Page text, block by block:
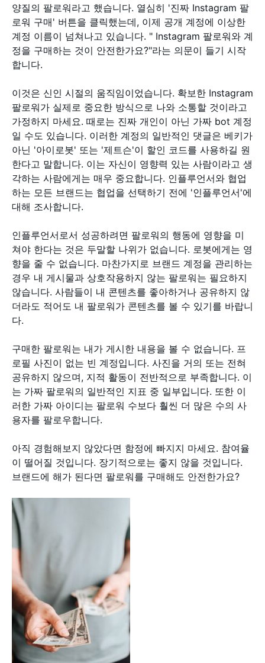
양질의 팔로워라고 했습니다. 열심히 '진짜 Instagram 팔
로워 구매' 버튼을 클릭했는데, 이제 공개 계정에 이상한
계정 이름이 넘쳐나고 있습니다. " Instagram 팔로워와 계
정을 구매하는 것이 안전한가요?"라는 의문이 들기 시작
합니다.
이것은 신인 시절의 움직임이었습니다. 확보한 Instagram
팔로워가 실제로 중요한 방식으로 나와 소통할 것이라고
가정하지 마세요. 때로는 진짜 개인이 아닌 가짜 bot 계정
일 수도 있습니다. 이러한 계정의 일반적인 댓글은 베키가
아닌 '아이로봇' 또는 '제트슨'이 할인 코드를 사용하길 원
한다고 말합니다. 이는 자신이 영향력 있는 사람이라고 생
각하는 사람에게는 매우 중요합니다. 인플루언서와 협업
하는 모든 브랜드는 협업을 선택하기 전에 '인플루언서'에
대해 조사합니다.
인플루언서로서 성공하려면 팔로워의 행동에 영향을 미
쳐야 한다는 것은 두말할 나위가 없습니다. 로봇에게는 영
향을 줄 수 없습니다. 마찬가지로 브랜드 계정을 관리하는
경우 내 게시물과 상호작용하지 않는 팔로워는 필요하지
않습니다. 사람들이 내 콘텐츠를 좋아하거나 공유하지 않
더라도 적어도 내 팔로워가 콘텐츠를 볼 수 있기를 바랍니
다.
구매한 팔로워는 내가 게시한 내용을 볼 수 없습니다. 프
로필 사진이 없는 빈 계정입니다. 사진을 거의 또는 전혀
공유하지 않으며, 지적 활동이 전반적으로 부족합니다. 이
는 가짜 팔로워의 일반적인 지표 중 일부입니다. 또한 이
러한 가짜 아이디는 팔로워 수보다 훨씬 더 많은 수의 사
용자를 팔로우합니다.
아직 경험해보지 않았다면 함정에 빠지지 마세요. 참여율
이 떨어질 것입니다. 장기적으로는 좋지 않을 것입니다.
브랜드에 해가 된다면 팔로워를 구매해도 안전한가요?